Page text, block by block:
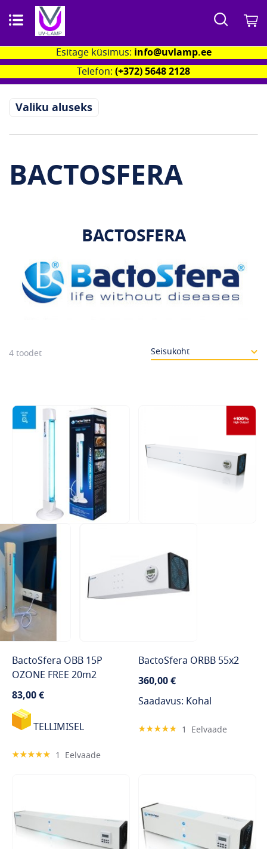
Otsi
Esitage küsimus: info@uvlamp.ee
Telefon: (+372) 5648 2128
Valiku aluseks
BACTOSFERA
BACTOSFERA
4toodet
BactoSfera OBB 15P
OZONE FREE 20m2
83,00 €
TELLIMISEL
Hinnang: 1 Eelvaade
BactoSfera ORBB 55x2
360,00 €
Saadavus: Kohal
Hinnang: 1 Eelvaade